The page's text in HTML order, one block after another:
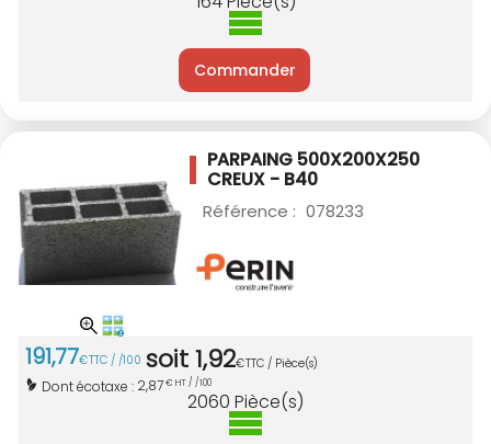
Commander
PARPAING 500X200X250
CREUX - B40
Référence : 078233
191,77€TTC / /100 soit1,92€TTC / Pièce(s)
Dont écotaxe : 2,87€ HT / /100
2060 Pièce(s)